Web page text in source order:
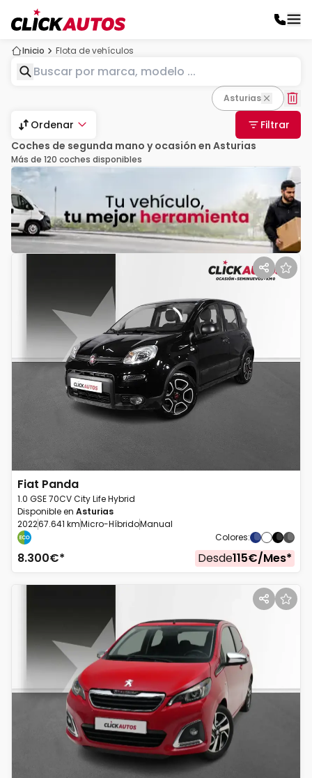
Inicio Flota de vehículos
asturias
Ordenar
Filtrar
Coches de segunda mano y ocasión en Asturias
Más de 120 coches disponibles
Fiat Panda
1.0 GSE 70CV City Life Hybrid
Disponible en Asturias
202267.641 kmMicro-HíbridoManual
Colores:
8.300€* Desde115€/Mes*